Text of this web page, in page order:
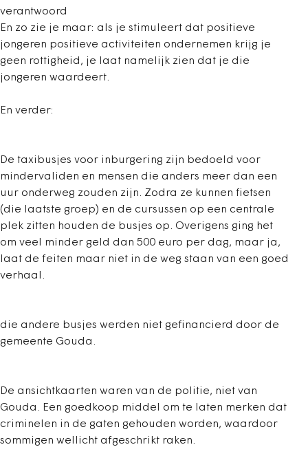
verantwoord
En zo zie je maar: als je stimuleert dat positieve
jongeren positieve activiteiten ondernemen krijg je
geen rottigheid, je laat namelijk zien dat je die
jongeren waardeert.
En verder:
De taxibusjes voor inburgering zijn bedoeld voor
mindervaliden en mensen die anders meer dan een
uur onderweg zouden zijn. Zodra ze kunnen fietsen
(die laatste groep) en de cursussen op een centrale
plek zitten houden de busjes op. Overigens ging het
om veel minder geld dan 500 euro per dag, maar ja,
laat de feiten maar niet in de weg staan van een goed
verhaal.
die andere busjes werden niet gefinancierd door de
gemeente Gouda.
De ansichtkaarten waren van de politie, niet van
Gouda. Een goedkoop middel om te laten merken dat
criminelen in de gaten gehouden worden, waardoor
sommigen wellicht afgeschrikt raken.